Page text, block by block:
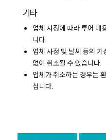
기타
업체 사정에 따라 투어 내
니다.
업체 사정 및 날씨 등의
없이 취소될 수 있습니다.
업체가 취소하는 경우는
십니다.